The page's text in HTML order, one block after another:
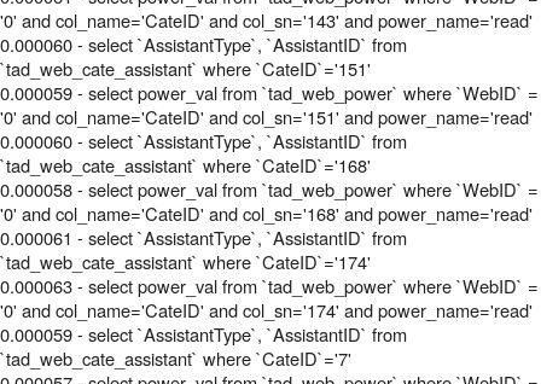
'0' and col_name='CateID' and col_sn='143' and power_name='read'
0.000060 - select `AssistantType`, `AssistantID` from
`tad_web_cate_assistant` where `CateID`='151'
0.000059 - select power_val from `tad_web_power` where `WebID` =
'0' and col_name='CateID' and col_sn='151' and power_name='read'
0.000060 - select `AssistantType`, `AssistantID` from
`tad_web_cate_assistant` where `CateID`='168'
0.000058 - select power_val from `tad_web_power` where `WebID` =
'0' and col_name='CateID' and col_sn='168' and power_name='read'
0.000061 - select `AssistantType`, `AssistantID` from
`tad_web_cate_assistant` where `CateID`='174'
0.000063 - select power_val from `tad_web_power` where `WebID` =
'0' and col_name='CateID' and col_sn='174' and power_name='read'
0.000059 - select `AssistantType`, `AssistantID` from
`tad_web_cate_assistant` where `CateID`='7'